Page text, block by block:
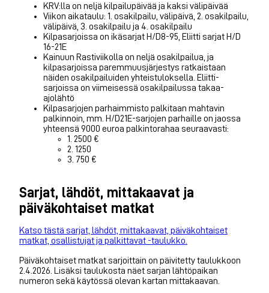
KRV:lla on neljä kilpailupäivää ja kaksi välipäivää
Viikon aikataulu: 1. osakilpailu, välipäivä, 2. osakilpailu,
välipäivä, 3. osakilpailu ja 4. osakilpailu
Kilpasarjoissa on ikäsarjat H/D8-95, Eliitti sarjat H/D
16-21E
Kainuun Rastiviikolla on neljä osakilpailua, ja
kilpasarjoissa paremmuusjärjestys ratkaistaan
näiden osakilpailuiden yhteistuloksella. Eliitti-
sarjoissa on viimeisessä osakilpailussa takaa-
ajolähtö
Kilpasarjojen parhaimmisto palkitaan mahtavin
palkinnoin, mm. H/D21E-sarjojen parhaille on jaossa
yhteensä 9000 euroa palkintorahaa seuraavasti:
1. 2500 €
2. 1250
3. 750 €
Sarjat, lähdöt, mittakaavat ja
päiväkohtaiset matkat
Katso tästä sarjat, lähdöt, mittakaavat, päiväkohtaiset
matkat, osallistujat ja palkittavat -taulukko.
Päiväkohtaiset matkat sarjoittain on päivitetty taulukkoon
2.4.2026. Lisäksi taulukosta näet sarjan lähtöpaikan
numeron sekä käytössä olevan kartan mittakaavan.